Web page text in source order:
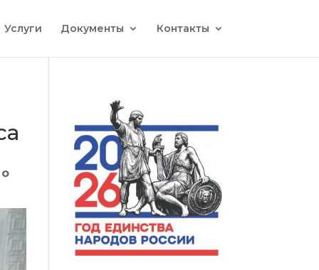
Услуги Документы Контакты